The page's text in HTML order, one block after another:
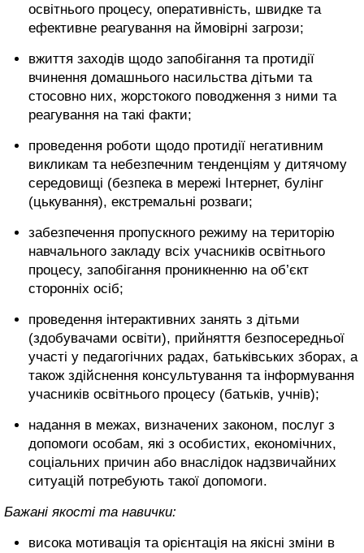
освітнього процесу, оперативність, швидке та
ефективне реагування на ймовірні загрози;
вжиття заходів щодо запобігання та протидії
вчинення домашнього насильства дітьми та
стосовно них, жорстокого поводження з ними та
реагування на такі факти;
проведення роботи щодо протидії негативним
викликам та небезпечним тенденціям у дитячому
середовищі (безпека в мережі Інтернет, булінг
(цькування), екстремальні розваги;
забезпечення пропускного режиму на територію
навчального закладу всіх учасників освітнього
процесу, запобігання проникненню на об’єкт
сторонніх осіб;
проведення інтерактивних занять з дітьми
(здобувачами освіти), прийняття безпосередньої
участі у педагогічних радах, батьківських зборах, а
також здійснення консультування та інформування
учасників освітнього процесу (батьків, учнів);
надання в межах, визначених законом, послуг з
допомоги особам, які з особистих, економічних,
соціальних причин або внаслідок надзвичайних
ситуацій потребують такої допомоги.
Бажані якості та навички:
висока мотивація та орієнтація на якісні зміни в